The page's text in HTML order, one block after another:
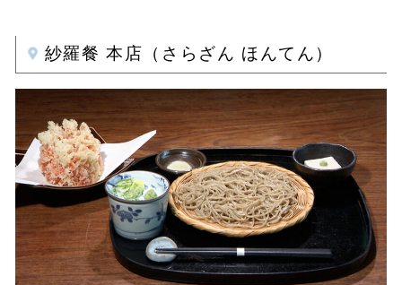
紗羅餐 本店（さらざん ほんてん）